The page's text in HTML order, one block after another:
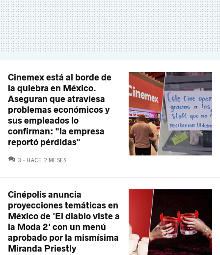
Cinemex está al borde de
la quiebra en México.
Aseguran que atraviesa
problemas económicos y
sus empleados lo
confirman: "la empresa
reportó pérdidas"
3 COMENTARIOS
HACE 2 MESES
Cinépolis anuncia
proyecciones temáticas en
México de 'El diablo viste a
la Moda 2' con un menú
aprobado por la mismísima
Miranda Priestly